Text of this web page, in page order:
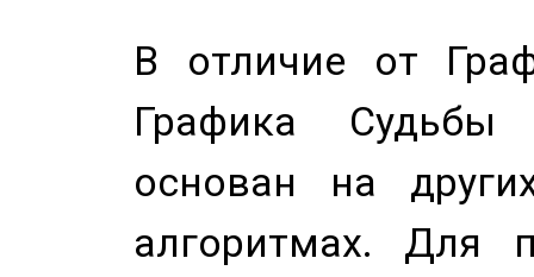
В отличие от
Графика
основан на
алгоритмах. Для